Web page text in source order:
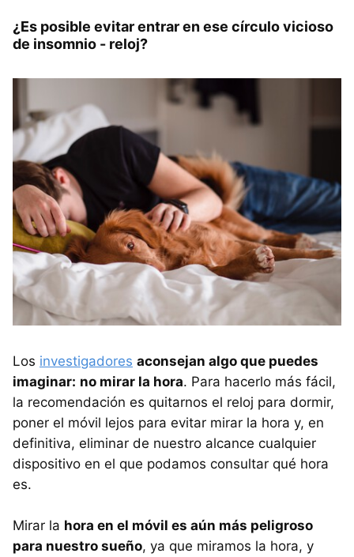
¿Es posible evitar entrar en ese círculo vicioso
de insomnio - reloj?
Los investigadores aconsejan algo que puedes
imaginar: no mirar la hora. Para hacerlo más fácil,
la recomendación es quitarnos el reloj para dormir,
poner el móvil lejos para evitar mirar la hora y, en
definitiva, eliminar de nuestro alcance cualquier
dispositivo en el que podamos consultar qué hora
es.
Mirar la hora en el móvil es aún más peligroso
para nuestro sueño, ya que miramos la hora, y